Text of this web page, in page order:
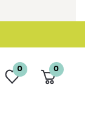
0 0